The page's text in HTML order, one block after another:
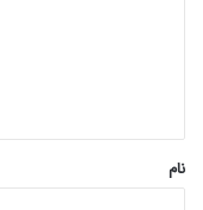
نام